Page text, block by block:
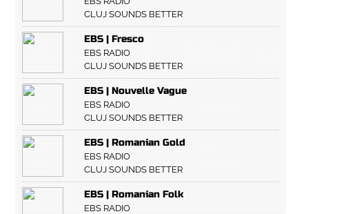
CLUJ SOUNDS BETTER
EBS | Fresco
EBS RADIO
CLUJ SOUNDS BETTER
EBS | Nouvelle Vague
EBS RADIO
CLUJ SOUNDS BETTER
EBS | Romanian Gold
EBS RADIO
CLUJ SOUNDS BETTER
EBS | Romanian Folk
EBS RADIO